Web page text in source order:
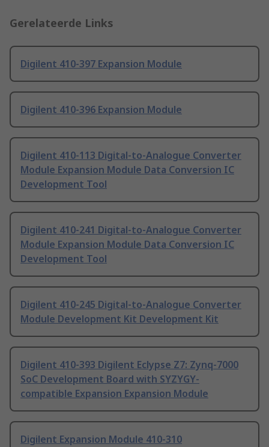
Gerelateerde Links
Digilent 410-397 Expansion Module
Digilent 410-396 Expansion Module
Digilent 410-113 Digital-to-Analogue Converter
Module Expansion Module Data Conversion IC
Development Tool
Digilent 410-241 Digital-to-Analogue Converter
Module Expansion Module Data Conversion IC
Development Tool
Digilent 410-245 Digital-to-Analogue Converter
Module Development Kit Development Kit
Digilent 410-393 Digilent Eclypse Z7: Zynq-7000
SoC Development Board with SYZYGY-
compatible Expansion Expansion Module
Digilent Expansion Module 410-310